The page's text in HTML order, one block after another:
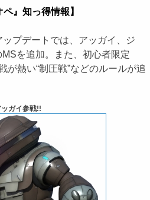
ペ』知っ得情報】
プデートでは、アッガイ、ジ
を追加。また、初心者限定
が熱い“制圧戦”などのルールが追
ッガイ参戦!!